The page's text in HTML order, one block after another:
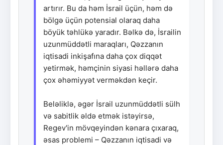
artırır. Bu da həm İsrail üçün, həm də
bölgə üçün potensial olaraq daha
böyük təhlükə yaradır. Bəlkə də, İsrailin
uzunmüddətli maraqları, Qəzzanın
iqtisadi inkişafına daha çox diqqət
yetirmək, həmçinin siyasi həllərə daha
çox əhəmiyyət verməkdən keçir.
Beləliklə, əgər İsrail uzunmüddətli sülh
və sabitlik əldə etmək istəyirsə,
Regev'in mövqeyindən kənara çıxaraq,
əsas problemi – Qəzzanın iqtisadi və